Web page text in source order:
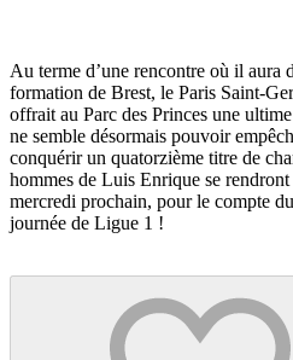
Au terme d’une rencontre où il aura
formation de Brest, le Paris Saint-
offrait au Parc des Princes une
ne semble désormais pouvoir
conquérir un quatorzième titre de
hommes de Luis Enrique se
mercredi prochain, pour le compte
journée de Ligue 1 !